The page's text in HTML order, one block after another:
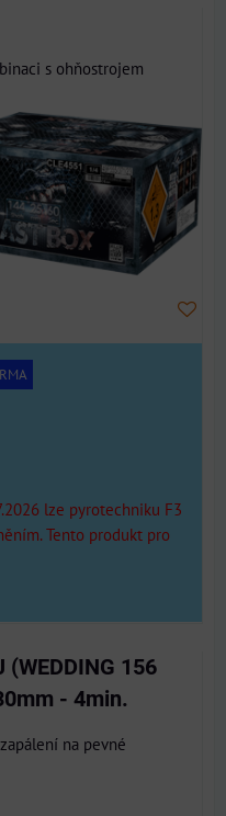
s ohňostrojem
lze pyrotechniku F3
Tento produkt pro
(WEDDING 156
- 4min.
na pevné